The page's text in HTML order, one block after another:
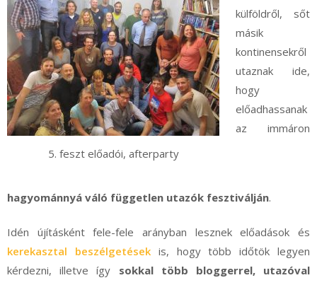
5. feszt előadói, afterparty
külföldről, sőt
másik
kontinensekről
utaznak ide,
hogy
előadhassanak
az immáron
hagyománnyá váló független utazók fesztiválján.
Idén újításként fele-fele arányban lesznek előadások és
kerekasztal beszélgetésekis, hogy több időtök legyen
kérdezni, illetve így sokkal több bloggerrel, utazóval